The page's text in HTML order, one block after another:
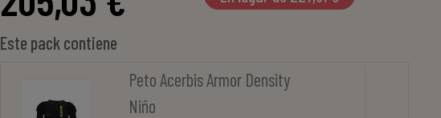
Este pack contiene
Peto Acerbis Armor Density
Niño